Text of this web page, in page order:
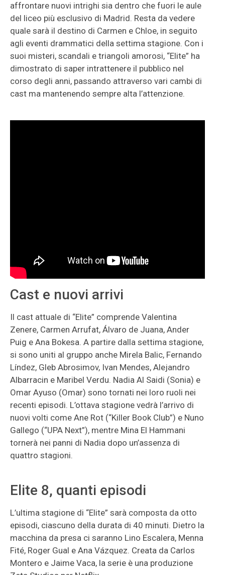
affrontare nuovi intrighi sia dentro che fuori le aule
del liceo più esclusivo di Madrid. Resta da vedere
quale sarà il destino di Carmen e Chloe, in seguito
agli eventi drammatici della settima stagione. Con i
suoi misteri, scandali e triangoli amorosi, “Elite” ha
dimostrato di saper intrattenere il pubblico nel
corso degli anni, passando attraverso vari cambi di
cast ma mantenendo sempre alta l’attenzione.
Cast e nuovi arrivi
Il cast attuale di “Elite” comprende Valentina
Zenere, Carmen Arrufat, Álvaro de Juana, Ander
Puig e Ana Bokesa. A partire dalla settima stagione,
si sono uniti al gruppo anche Mirela Balic, Fernando
Líndez, Gleb Abrosimov, Ivan Mendes, Alejandro
Albarracin e Maribel Verdu. Nadia Al Saidi (Sonia) e
Omar Ayuso (Omar) sono tornati nei loro ruoli nei
recenti episodi. L’ottava stagione vedrà l’arrivo di
nuovi volti come Ane Rot (“Killer Book Club”) e Nuno
Gallego (“UPA Next”), mentre Mina El Hammani
tornerà nei panni di Nadia dopo un’assenza di
quattro stagioni.
Elite 8, quanti episodi
L’ultima stagione di “Elite” sarà composta da otto
episodi, ciascuno della durata di 40 minuti. Dietro la
macchina da presa ci saranno Lino Escalera, Menna
Fité, Roger Gual e Ana Vázquez. Creata da Carlos
Montero e Jaime Vaca, la serie è una produzione